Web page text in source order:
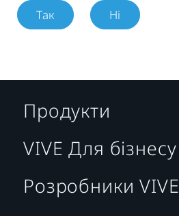
Так Ні
Продукти
VIVE Для бізнесу
Розробники VIVE